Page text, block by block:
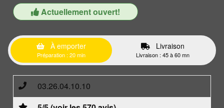
Actuellement ouvert!
À emporter
Préparation : 20 min
Livraison
Livraison : 45 à 60 mn
03.26.04.10.10